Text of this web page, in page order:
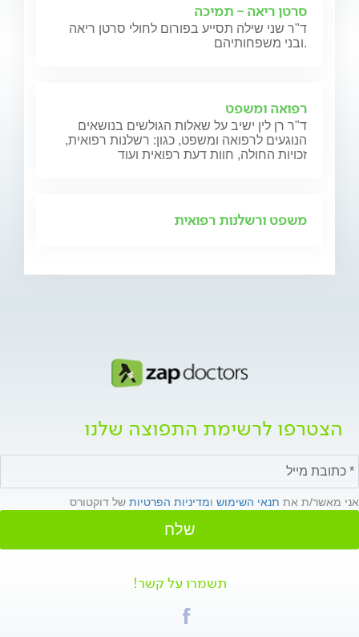
סרטן ריאה - תמיכה
ד"ר שני שילה תסייע בפורום לחולי סרטן ריאה
ובני משפחותיהם.
רפואה ומשפט
ד"ר רן לין ישיב על שאלות הגולשים בנושאים
הנוגעים לרפואה ומשפט, כגון: רשלנות רפואית,
זכויות החולה, חוות דעת רפואית ועוד
משפט ורשלנות רפואית
הצטרפו לרשימת התפוצה שלנו
אני מאשר/ת את תנאי השימוש ומדיניות הפרטיות של דוקטורס
שלח
תשמרו על קשר!